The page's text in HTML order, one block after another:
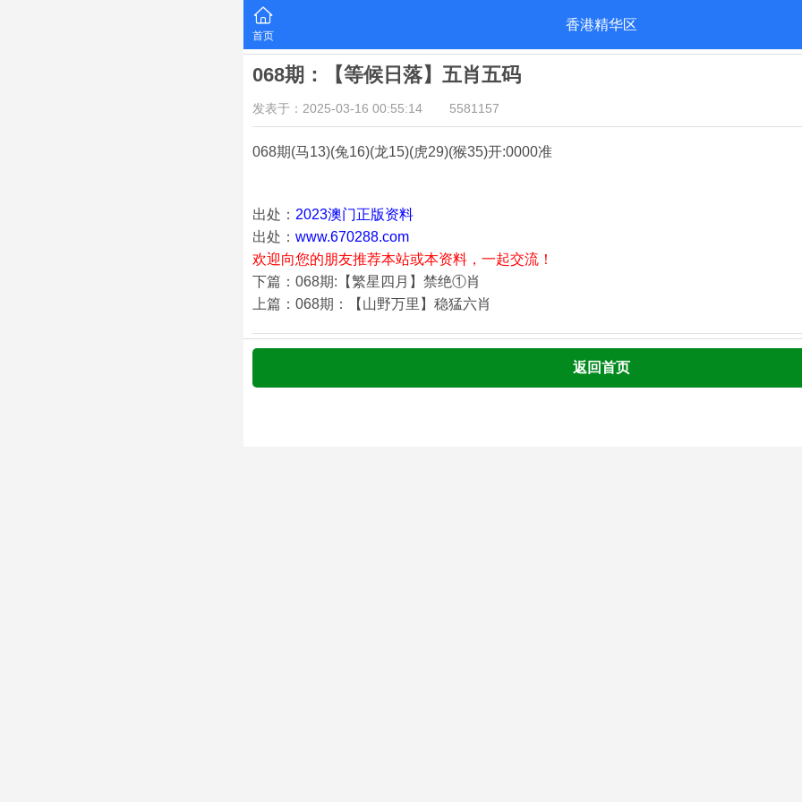
首页
香港精华区
068期：【等候日落】五肖五码
发表于：2025-03-16 00:55:14 5581157
068期(马13)(兔16)(龙15)(虎29)(猴35)开:0000准
出处： 2023澳门正版资料
出处： www.670288.com
欢迎向您的朋友推荐本站或本资料，一起交流！
下篇：068期:【繁星四月】禁绝①肖
上篇：068期：【山野万里】稳猛六肖
返回首页